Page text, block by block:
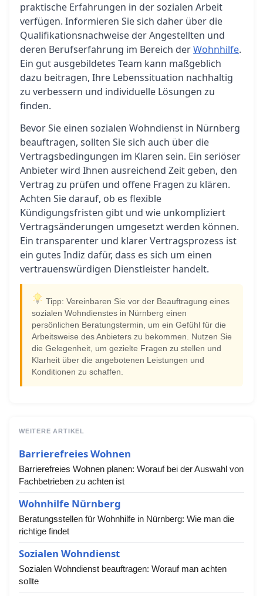
praktische Erfahrungen in der sozialen Arbeit
verfügen. Informieren Sie sich daher über die
Qualifikationsnachweise der Angestellten und
deren Berufserfahrung im Bereich derWohnhilfe.
Ein gut ausgebildetes Team kann maßgeblich
dazu beitragen, Ihre Lebenssituation nachhaltig
zu verbessern und individuelle Lösungen zu
finden.
Bevor Sie einen sozialen Wohndienst in Nürnberg
beauftragen, sollten Sie sich auch über die
Vertragsbedingungen im Klaren sein. Ein seriöser
Anbieter wird Ihnen ausreichend Zeit geben, den
Vertrag zu prüfen und offene Fragen zu klären.
Achten Sie darauf, ob es flexible
Kündigungsfristen gibt und wie unkompliziert
Vertragsänderungen umgesetzt werden können.
Ein transparenter und klarer Vertragsprozess ist
ein gutes Indiz dafür, dass es sich um einen
vertrauenswürdigen Dienstleister handelt.
Tipp: Vereinbaren Sie vor der Beauftragung eines
sozialen Wohndienstes in Nürnberg einen
persönlichen Beratungstermin, um ein Gefühl für die
Arbeitsweise des Anbieters zu bekommen. Nutzen Sie
die Gelegenheit, um gezielte Fragen zu stellen und
Klarheit über die angebotenen Leistungen und
Konditionen zu schaffen.
WEITERE ARTIKEL
Barrierefreies Wohnen
Barrierefreies Wohnen planen: Worauf bei der Auswahl von
Fachbetrieben zu achten ist
Wohnhilfe Nürnberg
Beratungsstellen für Wohnhilfe in Nürnberg: Wie man die
richtige findet
Sozialen Wohndienst
Sozialen Wohndienst beauftragen: Worauf man achten
sollte